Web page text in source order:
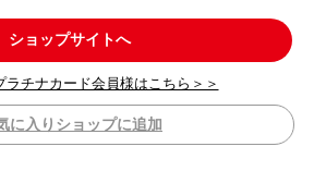
ショップサイトへ
ラチナカード会員様はこちら＞＞
に入りショップに追加